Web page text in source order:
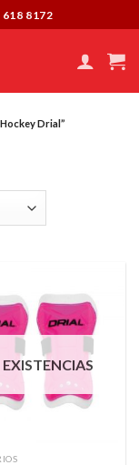
618 8172
Drial”
EXISTENCIAS